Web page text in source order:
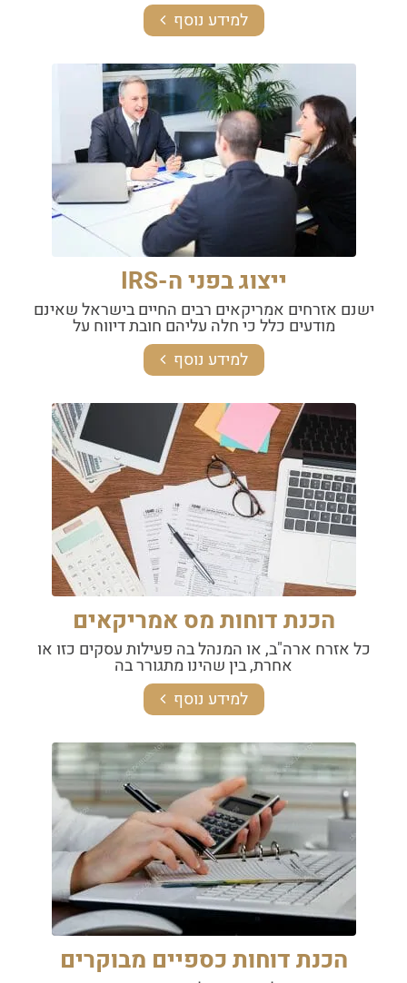
למידע נוסף
ייצוג בפני ה-IRS
ישנם אזרחים אמריקאים רבים החיים בישראל שאינם
מודעים כלל כי חלה עליהם חובת דיווח על
למידע נוסף
הכנת דוחות מס אמריקאים
כל אזרח ארה"ב, או המנהל בה פעילות עסקים כזו או
אחרת, בין שהינו מתגורר בה
למידע נוסף
הכנת דוחות כספיים מבוקרים